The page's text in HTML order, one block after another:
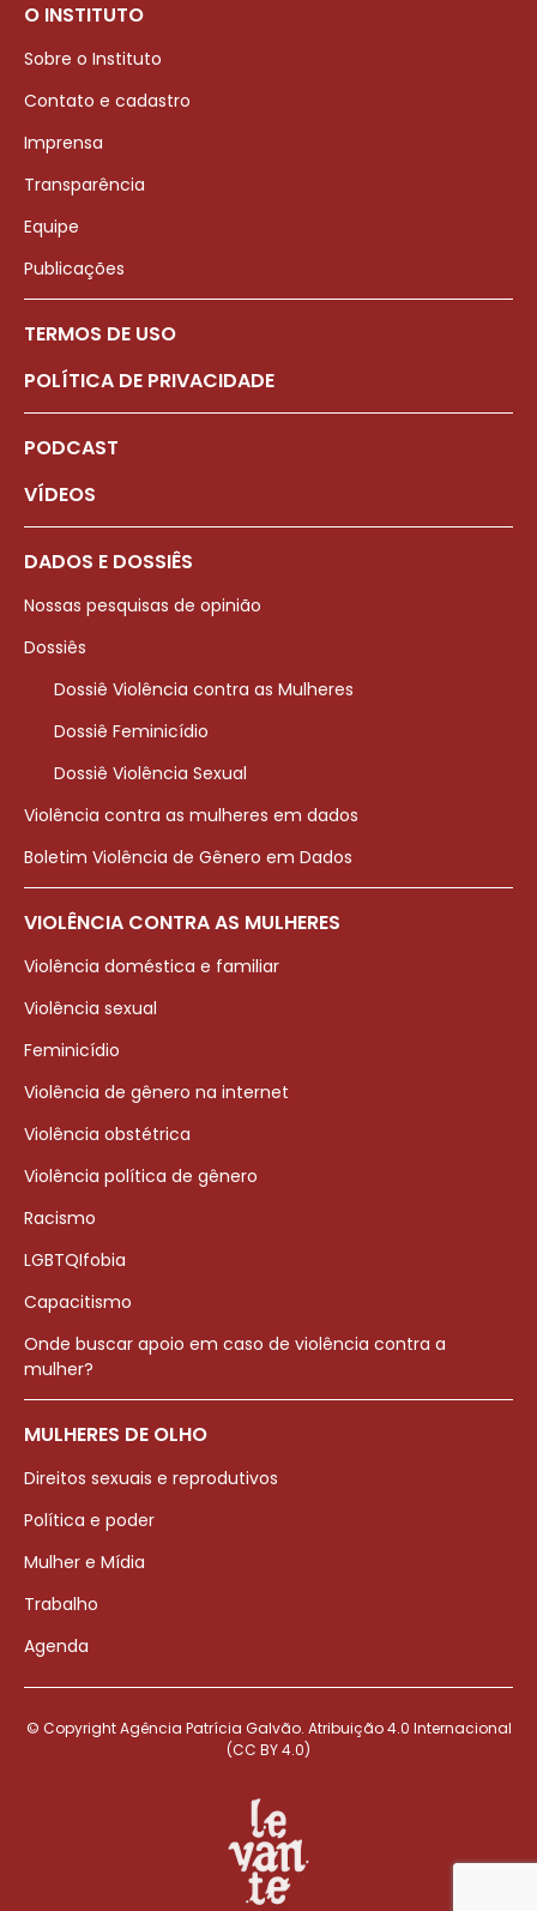
O INSTITUTO
Sobre o Instituto
Contato e cadastro
Imprensa
Transparência
Equipe
Publicações
TERMOS DE USO
POLÍTICA DE PRIVACIDADE
PODCAST
VÍDEOS
DADOS E DOSSIÊS
Nossas pesquisas de opinião
Dossiês
Dossiê Violência contra as Mulheres
Dossiê Feminicídio
Dossiê Violência Sexual
Violência contra as mulheres em dados
Boletim Violência de Gênero em Dados
VIOLÊNCIA CONTRA AS MULHERES
Violência doméstica e familiar
Violência sexual
Feminicídio
Violência de gênero na internet
Violência obstétrica
Violência política de gênero
Racismo
LGBTQIfobia
Capacitismo
Onde buscar apoio em caso de violência contra a
mulher?
MULHERES DE OLHO
Direitos sexuais e reprodutivos
Política e poder
Mulher e Mídia
Trabalho
Agenda
© Copyright Agência Patrícia Galvão. Atribuição 4.0 Internacional
(CC BY 4.0)